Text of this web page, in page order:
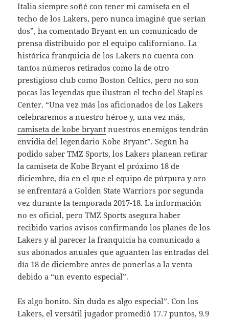
Italia siempre soñé con tener mi camiseta en el
techo de los Lakers, pero nunca imaginé que serían
dos”, ha comentado Bryant en un comunicado de
prensa distribuido por el equipo californiano. La
histórica franquicia de los Lakers no cuenta con
tantos números retirados como la de otro
prestigioso club como Boston Celtics, pero no son
pocas las leyendas que ilustran el techo del Staples
Center. “Una vez más los aficionados de los Lakers
celebraremos a nuestro héroe y, una vez más,
camiseta de kobe bryant nuestros enemigos tendrán
envidia del legendario Kobe Bryant”. Según ha
podido saber TMZ Sports, los Lakers planean retirar
la camiseta de Kobe Bryant el próximo 18 de
diciembre, día en el que el equipo de púrpura y oro
se enfrentará a Golden State Warriors por segunda
vez durante la temporada 2017-18. La información
no es oficial, pero TMZ Sports asegura haber
recibido varios avisos confirmando los planes de los
Lakers y al parecer la franquicia ha comunicado a
sus abonados anuales que aguanten las entradas del
día 18 de diciembre antes de ponerlas a la venta
debido a “un evento especial”.
Es algo bonito. Sin duda es algo especial”. Con los
Lakers, el versátil jugador promedió 17.7 puntos, 9.9